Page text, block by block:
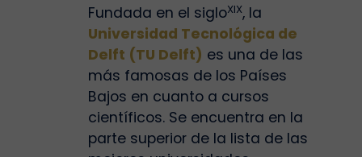
Fundada en el sigloXIX, la
Universidad Tecnológica de
Delft (TU Delft) es una de las
más famosas de los Países
Bajos en cuanto a cursos
científicos. Se encuentra en la
parte superior de la lista de las